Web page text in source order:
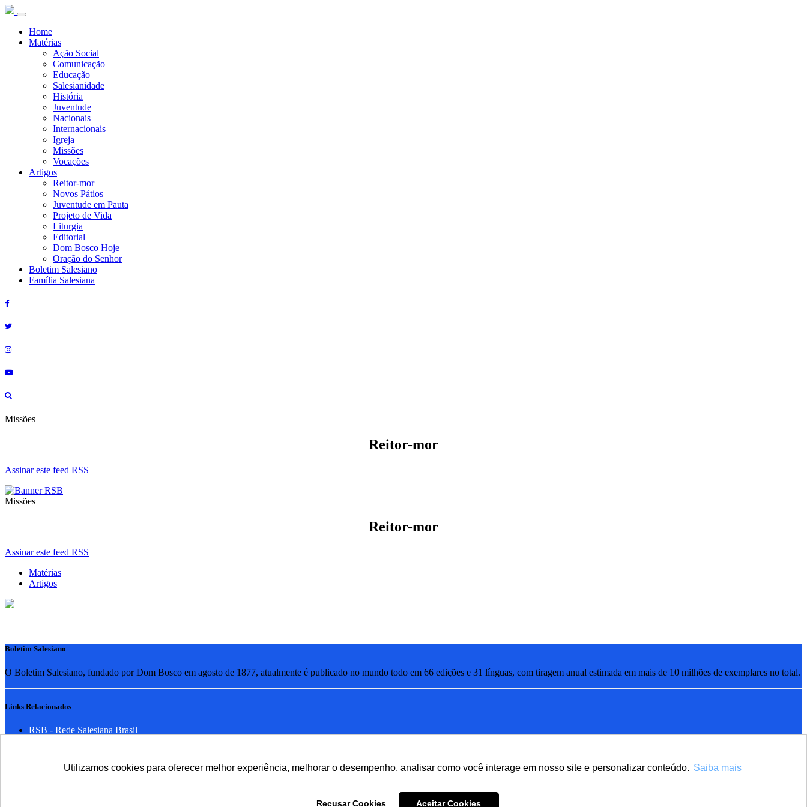
Utilizamos cookies para oferecer melhor experiência, melhorar o desempenho, analisar como você interage em nosso site e personalizar conteúdo. Saiba mais
Recusar Cookies Aceitar Cookies
Home
Matérias
Ação Social
Comunicação
Educação
Salesianidade
História
Juventude
Nacionais
Internacionais
Igreja
Missões
Vocações
Artigos
Reitor-mor
Novos Pátios
Juventude em Pauta
Projeto de Vida
Liturgia
Editorial
Dom Bosco Hoje
Oração do Senhor
Boletim Salesiano
Família Salesiana
Missões
Reitor-mor
Assinar este feed RSS
Missões
Reitor-mor
Assinar este feed RSS
Matérias
Artigos
Boletim Salesiano
O Boletim Salesiano, fundado por Dom Bosco em agosto de 1877, atualmente é publicado no mundo todo em 66 edições e 31 línguas, com tiragem anual estimada em mais de 10 milhões de exemplares no total.
Links Relacionados
RSB - Rede Salesiana Brasil